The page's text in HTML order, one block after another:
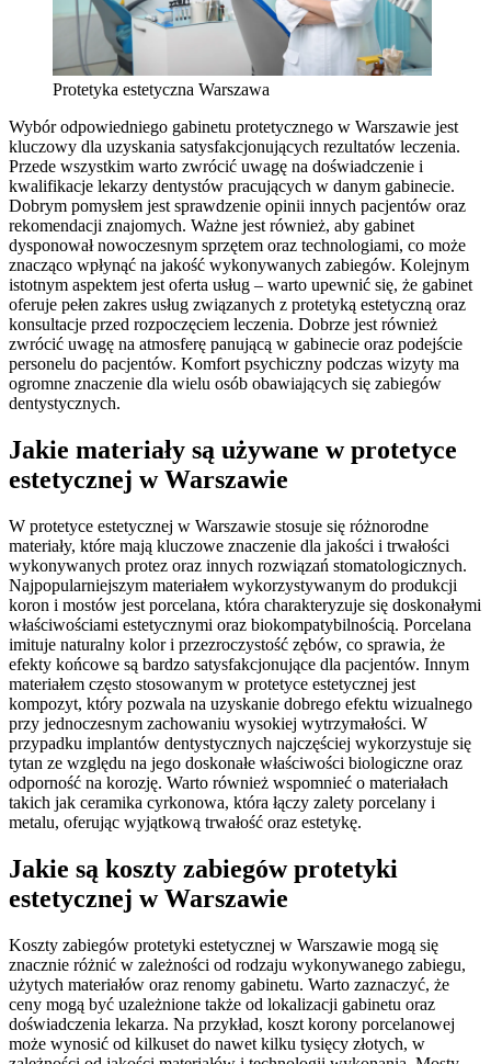
Protetyka estetyczna Warszawa
Wybór odpowiedniego gabinetu protetycznego w Warszawie jest
kluczowy dla uzyskania satysfakcjonujących rezultatów leczenia.
Przede wszystkim warto zwrócić uwagę na doświadczenie i
kwalifikacje lekarzy dentystów pracujących w danym gabinecie.
Dobrym pomysłem jest sprawdzenie opinii innych pacjentów oraz
rekomendacji znajomych. Ważne jest również, aby gabinet
dysponował nowoczesnym sprzętem oraz technologiami, co może
znacząco wpłynąć na jakość wykonywanych zabiegów. Kolejnym
istotnym aspektem jest oferta usług – warto upewnić się, że gabinet
oferuje pełen zakres usług związanych z protetyką estetyczną oraz
konsultacje przed rozpoczęciem leczenia. Dobrze jest również
zwrócić uwagę na atmosferę panującą w gabinecie oraz podejście
personelu do pacjentów. Komfort psychiczny podczas wizyty ma
ogromne znaczenie dla wielu osób obawiających się zabiegów
dentystycznych.
Jakie materiały są używane w protetyce
estetycznej w Warszawie
W protetyce estetycznej w Warszawie stosuje się różnorodne
materiały, które mają kluczowe znaczenie dla jakości i trwałości
wykonywanych protez oraz innych rozwiązań stomatologicznych.
Najpopularniejszym materiałem wykorzystywanym do produkcji
koron i mostów jest porcelana, która charakteryzuje się doskonałymi
właściwościami estetycznymi oraz biokompatybilnością. Porcelana
imituje naturalny kolor i przezroczystość zębów, co sprawia, że
efekty końcowe są bardzo satysfakcjonujące dla pacjentów. Innym
materiałem często stosowanym w protetyce estetycznej jest
kompozyt, który pozwala na uzyskanie dobrego efektu wizualnego
przy jednoczesnym zachowaniu wysokiej wytrzymałości. W
przypadku implantów dentystycznych najczęściej wykorzystuje się
tytan ze względu na jego doskonałe właściwości biologiczne oraz
odporność na korozję. Warto również wspomnieć o materiałach
takich jak ceramika cyrkonowa, która łączy zalety porcelany i
metalu, oferując wyjątkową trwałość oraz estetykę.
Jakie są koszty zabiegów protetyki
estetycznej w Warszawie
Koszty zabiegów protetyki estetycznej w Warszawie mogą się
znacznie różnić w zależności od rodzaju wykonywanego zabiegu,
użytych materiałów oraz renomy gabinetu. Warto zaznaczyć, że
ceny mogą być uzależnione także od lokalizacji gabinetu oraz
doświadczenia lekarza. Na przykład, koszt korony porcelanowej
może wynosić od kilkuset do nawet kilku tysięcy złotych, w